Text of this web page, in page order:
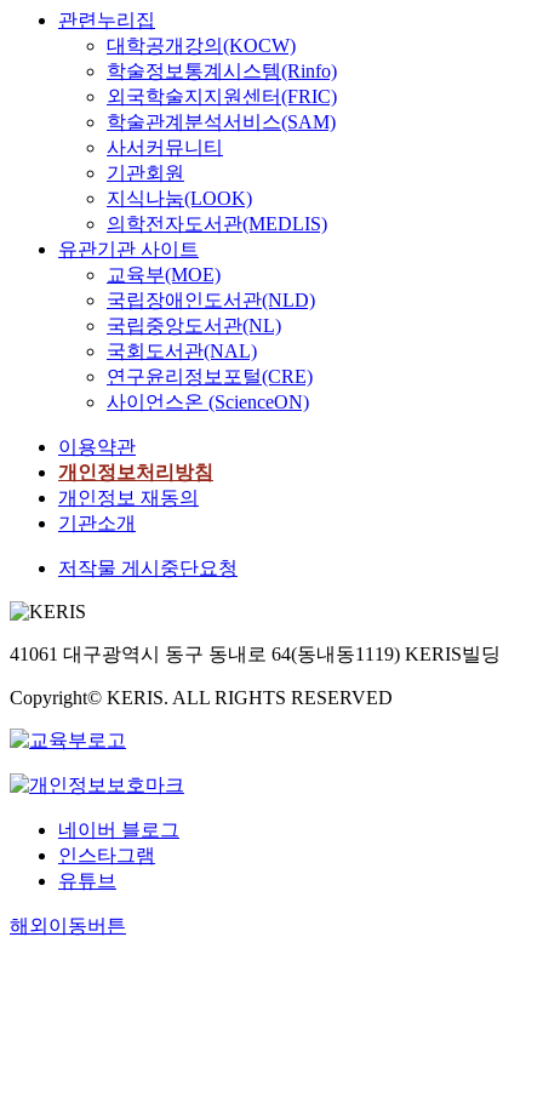
관련누리집
대학공개강의(KOCW)
학술정보통계시스템(Rinfo)
외국학술지지원센터(FRIC)
학술관계분석서비스(SAM)
사서커뮤니티
기관회원
지식나눔(LOOK)
의학전자도서관(MEDLIS)
유관기관 사이트
교육부(MOE)
국립장애인도서관(NLD)
국립중앙도서관(NL)
국회도서관(NAL)
연구윤리정보포털(CRE)
사이언스온 (ScienceON)
이용약관
개인정보처리방침
개인정보 재동의
기관소개
저작물 게시중단요청
41061 대구광역시 동구 동내로 64(동내동1119) KERIS빌딩
Copyright© KERIS. ALL RIGHTS RESERVED
네이버 블로그
인스타그램
유튜브
해외이동버튼